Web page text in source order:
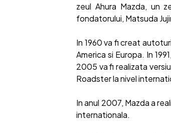
zeul Ahura Mazda, un
fondatorului, Matsuda
In 1960 va fi creat
America si Europa. In
2005 va fi realizata
Roadster la nivel
In anul 2007, Mazda a
internationala.